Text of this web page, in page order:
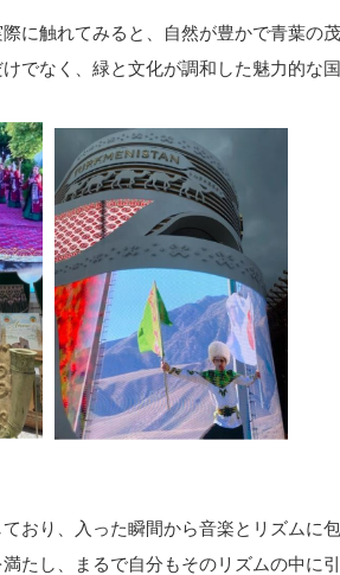
に触れてみると、自然が豊かで青葉の
でなく、緑と文化が調和した魅力的な
おり、入った瞬間から音楽とリズムに
たし、まるで自分もそのリズムの中に